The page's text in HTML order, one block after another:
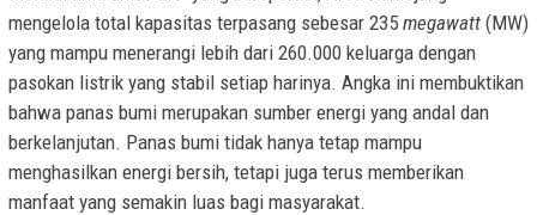
mengelola total kapasitas terpasang sebesar 235 megawatt (MW)
yang mampu menerangi lebih dari 260.000 keluarga dengan
pasokan listrik yang stabil setiap harinya. Angka ini membuktikan
bahwa panas bumi merupakan sumber energi yang andal dan
berkelanjutan. Panas bumi tidak hanya tetap mampu
menghasilkan energi bersih, tetapi juga terus memberikan
manfaat yang semakin luas bagi masyarakat.